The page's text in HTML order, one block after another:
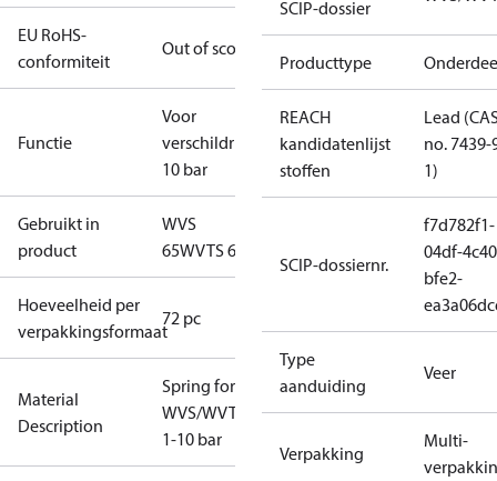
EU RoHS-
conformiteit
Out of scope
Functie
Voor
verschildruk=1-
10 bar
Gebruikt in
product
WVS
65WVTS 65
Hoeveelheid per
verpakkingsformaat
72 pc
Material
Description
Spring for
WVS/WVTS
1-10 bar
SCIP-dossier
Producttype
REACH
kandidatenlijst
stoffen
Lead
no. 7439-
1)
SCIP-dossiernr.
f7d782f1-
04df-
bfe2-
Type
aanduiding
Veer
Verpakking
Multi-